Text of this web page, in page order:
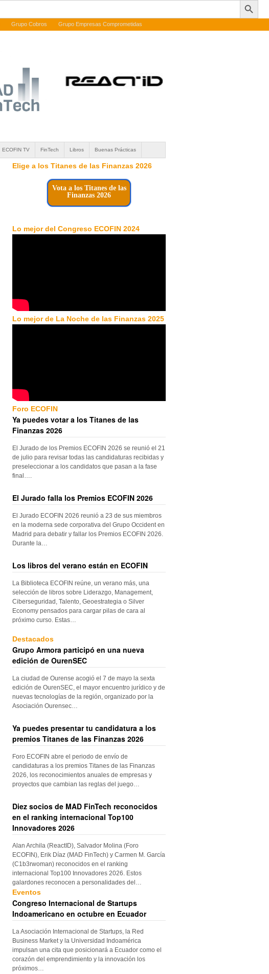
Grupo Cobros Grupo Empresas Comprometidas
ECOFIN TV FinTech Libros Buenas Prácticas
Elige a los Titanes de las Finanzas 2026
Vota a los Titanes de las
Finanzas 2026
Lo mejor del Congreso ECOFIN 2024
Lo mejor de La Noche de las Finanzas 2025
Foro ECOFIN
Ya puedes votar a los Titanes de las
Finanzas 2026
El Jurado de los Premios ECOFIN 2026 se reunió el 21
de julio para revisar todas las candidaturas recibidas y
preseleccionar a los candidatos que pasan a la fase
final….
El Jurado falla los Premios ECOFIN 2026
El Jurado ECOFIN 2026 reunió a 23 de sus miembros
en la moderna sede corporativa del Grupo Occident en
Madrid para debatir y fallar los Premios ECOFIN 2026.
Durante la…
Los libros del verano están en ECOFIN
La Biblioteca ECOFIN reúne, un verano más, una
selección de libros sobre Liderazgo, Management,
Ciberseguridad, Talento, Geoestrategia o Silver
Economy pensados para cargar pilas de cara al
próximo curso. Estas…
Destacados
Grupo Armora participó en una nueva
edición de OurenSEC
La ciudad de Ourense acogió el 7 de mayo la sexta
edición de OurenSEC, el mayor encuentro jurídico y de
nuevas tecnologías de la región, organizado por la
Asociación Ourensec…
Ya puedes presentar tu candidatura a los
premios Titanes de las Finanzas 2026
Foro ECOFIN abre el periodo de envío de
candidaturas a los premios Titanes de las Finanzas
2026, los reconocimientos anuales de empresas y
proyectos que cambian las reglas del juego…
Diez socios de MAD FinTech reconocidos
en el ranking internacional Top100
Innovadores 2026
Alan Archila (ReactID), Salvador Molina (Foro
ECOFIN), Erik Díaz (MAD FinTech) y Carmen M. García
(C1b3rwoman) reconocidos en el ranking
internacional Top100 Innovadores 2026. Estos
galardones reconocen a personalidades del…
Eventos
Congreso Internacional de Startups
Indoamericano en octubre en Ecuador
La Asociación Internacional de Startups, la Red
Business Market y la Universidad Indoamérica
impulsan una cita que posicionará a Ecuador como el
corazón del emprendimiento y la innovación los
próximos…